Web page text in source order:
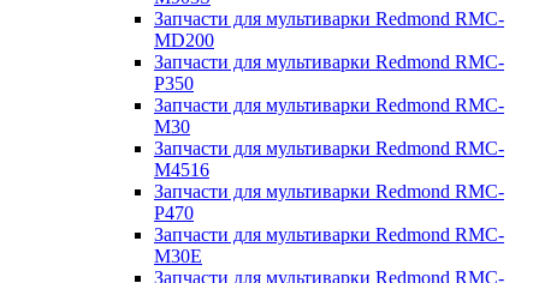
Запчасти для мультиварки Redmond RMC-
MD200
Запчасти для мультиварки Redmond RMC-
P350
Запчасти для мультиварки Redmond RMC-
M30
Запчасти для мультиварки Redmond RMC-
M4516
Запчасти для мультиварки Redmond RMC-
P470
Запчасти для мультиварки Redmond RMC-
M30E
Запчасти для мультиварки Redmond RMC-